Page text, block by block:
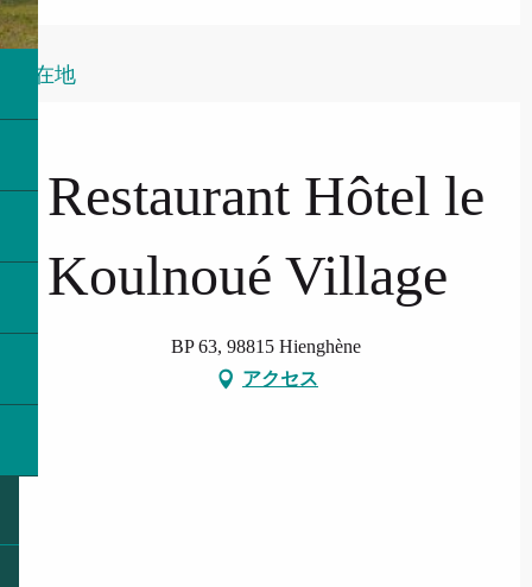
所在地
Restaurant Hôtel le
Koulnoué Village
BP 63, 98815 Hienghène
アクセス